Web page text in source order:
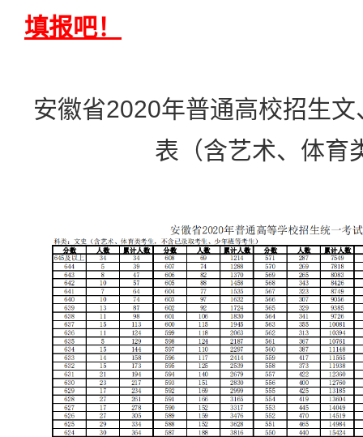
填报吧！
安徽省2020年普通高校招生
表（含艺术、体育